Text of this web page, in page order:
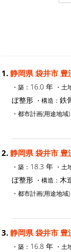
1. 静岡県 袋井市 豊
・築： 16.0 年 ・土
ぼ整形 ・構造： 鉄
・都市計画(用途地域)
2. 静岡県 袋井市 豊
・築： 18.3 年 ・土
ぼ整形 ・構造： 木
・都市計画(用途地域)
3. 静岡県 袋井市 豊
・築： 16.8 年 ・土